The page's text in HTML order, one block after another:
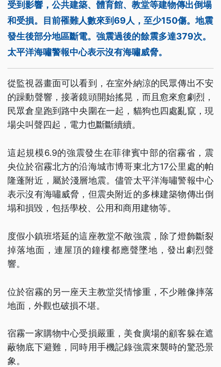
受到影響，公共建築、體育館、教堂等建物傳出倒塌
和受損。目前罹難人數來到69人，至少150傷。地震
發生後部分地區斷電。強震過後的餘震多達379次。
太平洋海嘯警報中心表示沒有海嘯威脅。
從監視器畫面可以看到，在室外納涼的民眾傳出不安
的躁動聲響，接著鏡頭開始搖晃，而且愈來愈劇烈，
民眾倉皇跑到路中央圍在一起，貓狗也四處亂竄，現
場尖叫聲四起，電力也斷斷續續。
這起規模6.9的強震發生在菲律賓中部的宿霧省，震
央位於宿霧北方的沿海城市博哥東北方17公里處的帕
隆蓬附近，屬於淺層地震。儘管太平洋海嘯警報中心
表示沒有海嘯威脅，但震央附近的多棟建築物傳出倒
塌和損毀，包括學校、公用和商用建物等。
度假小鎮班塔延的這座教堂不敵強震，除了燈飾斷裂
掉落地面，連屋頂的鐘樓都應聲墜地，發出劇烈聲
響。
位於宿霧的另一座天主教堂災情慘重，不少雕像摔落
地面，外觀也破損不堪。
宿霧一家購物中心受損嚴重，美食廣場的顧客躲在遮
蔽物底下避難，同時用手機記錄強震來襲時的驚恐景
象。